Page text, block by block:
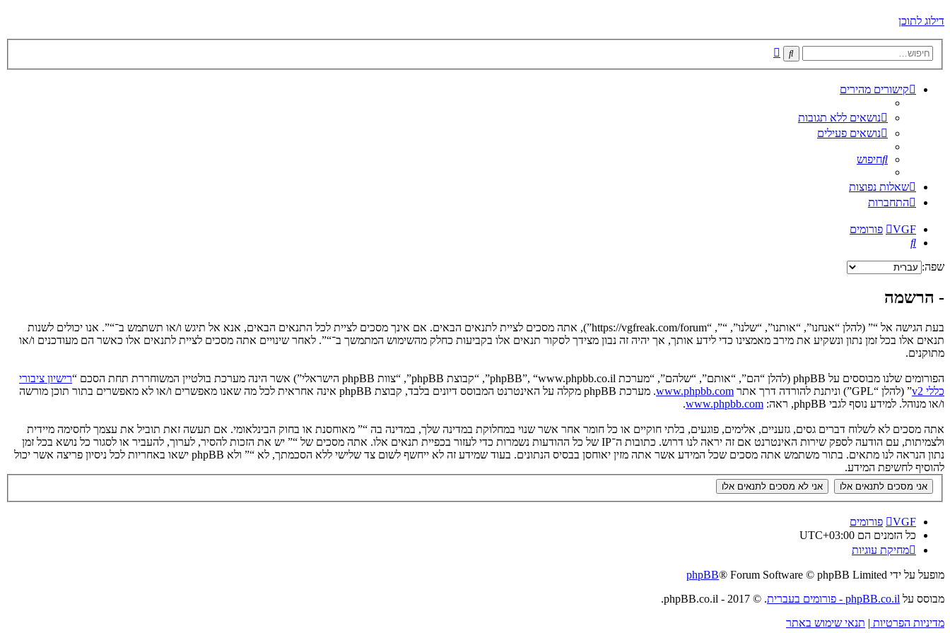
דילוג לתוכן
חיפוש
קישורים מהירים
נושאים ללא תגובות
נושאים פעילים
חיפוש
שאלות נפוצות
התחברות
VGF
פורומים
חיפוש
שפה:
- הרשמה
בעת הגישה אל “” (להלן “אנחנו”, “אותנו”, “שלנו”, “”, “https://vgfreak.com/forum”), אתה מסכים לציית לתנאים הבאים. אם אינך מסכים לציית לכל התנאים הבאים, אנא אל תיגש ו/או תשתמש ב־“”. אנו יכולים לשנות
תנאים אלו בכל זמן נתון ונשקיע את מירב מאמצינו כדי לידע אותך, אך יהיה זה נבון מצידך לסקור תנאים אלו בקביעות כחלק מהשימוש המתמשך ב־“”. לאחר שינויים אתה מסכים לציית לתנאים אלו כאשר הם מעודכנים ו/או
מתוקנים.
הפורומים שלנו מבוססים על phpBB (להלן “הם”, “אותם”, “שלהם”, “מערכת phpBB”, “www.phpbb.co.il”, “קבוצת phpBB”, “צוות phpBB הישראלי”) אשר הינה מערכת בולטיין המשוחררת תחת הסכם “
רישיון ציבורי
כללי v2
” (להלן “GPL”) וניתנת להורדה דרך אתר www.phpbb.com
. מערכת phpBB מקלה על האינטרנט המבוסס דיונים בלבד, קבוצת phpBB אינה אחראית לכל מה שאנו מאפשרים ו/או לא מאפשרים בתור תוכן מורשה
ו/או מנוהל. למידע נוסף לגבי phpBB, ראה:
www.phpbb.com
.
אתה מסכים לא לשלוח דברים גסים, גזעניים, אלימים, פוגעים, בלתי חוקיים או כל חומר אחר אשר שנוי במחלוקת במדינה שלך, במדינה בה “” מאוחסנת או בחוק הבינלאומי. אם תעשה זאת תוביל את עצמך לחסימה מיידית
ולצמיתות, עם הודעה לספק שירות האינטרנט אם זה יראה לנו דרוש. כתובות ה־IP של כל ההודעות נשמרות כדי לעזור בכפיית תנאים אלו. אתה מסכים של “” יש את הזכות להסיר, לערוך, להעביר או לסגור כל נושא בכל זמן
נתון הנראה לנו מתאים. בתור משתמש אתה מסכים שכל המידע אשר אתה מזין יאוחסן בבסיס הנתונים. בעוד שמידע זה לא ייחשף לשום צד שלישי ללא הסכמתך, לא “” ולא phpBB ישאו באחריות לכל ניסיון פריצה אשר יכול
להוסיף לחשיפת המידע.
VGF
פורומים
כל הזמנים הם UTC+03:00
מחיקת עוגיות
מופעל על ידי phpBB® Forum Software © phpBB Limited
מבוסס על phpBB.co.il - פורומים בעברית
. © 2017 - phpBB.co.il.
מדיניות הפרטיות | תנאי שימוש באתר